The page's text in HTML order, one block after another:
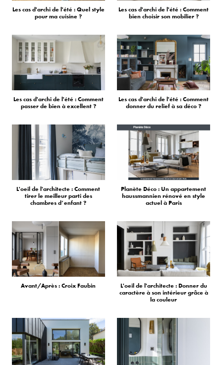
Les cas d'archi de l'été : Quel style
pour ma cuisine ?
Les cas d'archi de l'été : Comment
bien choisir son mobilier ?
Les cas d'archi de l'été : Comment
passer de bien à excellent ?
Les cas d'archi de l'été : Comment
donner du relief à sa déco ?
L'oeil de l'architecte : Comment
tirer le meilleur parti des
chambres d’enfant ?
Planète Déco : Un appartement
haussmannien rénové en style
actuel à Paris
Avant/Après : Croix Faubin
L'oeil de l'architecte : Donner du
caractère à son intérieur grâce à
la couleur